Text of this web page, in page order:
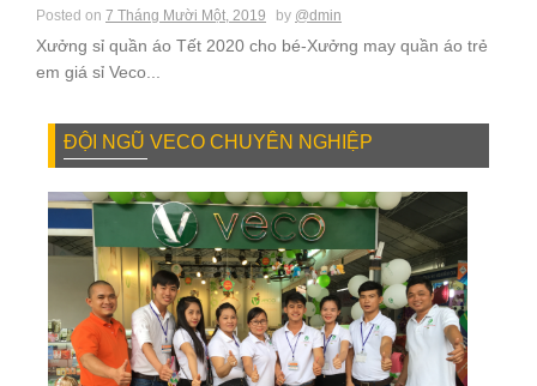
Posted on 7 Tháng Mười Một, 2019 by @dmin
Xưởng sỉ quần áo Tết 2020 cho bé-Xưởng may quần áo trẻ
em giá sỉ Veco...
ĐỘI NGŨ VECO CHUYÊN NGHIỆP